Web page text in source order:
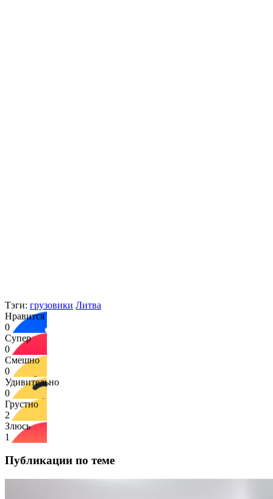
Тэги: грузовики Литва
Нравится
0
Супер
0
Смешно
0
Удивительно
0
Грустно
2
Злюсь
1
Публикации по теме